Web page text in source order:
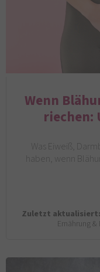
Wenn
riechen:
Was Eiweiß,
haben, wenn
Zuletzt aktualisiert:
Ernährung &